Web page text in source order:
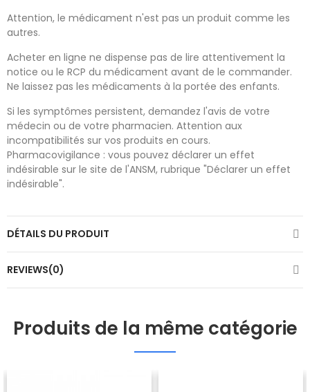
Attention, le médicament n'est pas un produit comme les
autres.
Acheter en ligne ne dispense pas de lire attentivement la
notice ou le RCP du médicament avant de le commander.
Ne laissez pas les médicaments à la portée des enfants.
Si les symptômes persistent, demandez l'avis de votre
médecin ou de votre pharmacien. Attention aux
incompatibilités sur vos produits en cours.
Pharmacovigilance : vous pouvez déclarer un effet
indésirable sur le site de l'ANSM, rubrique "Déclarer un effet
indésirable".
DÉTAILS DU PRODUIT
REVIEWS(0)
Produits de la même catégorie